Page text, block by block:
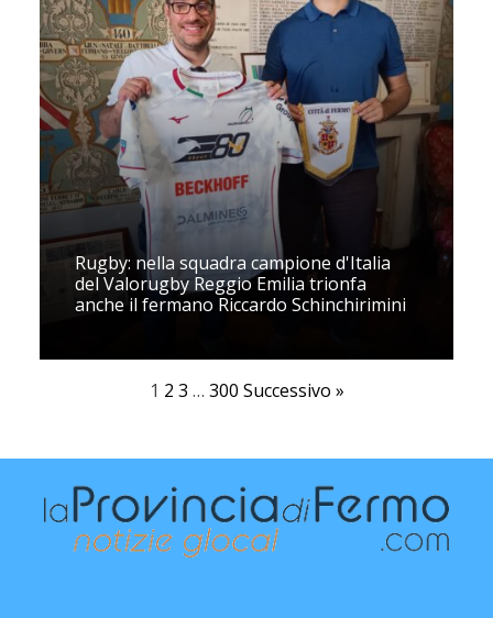
Rugby: nella squadra campione d'Italia
del Valorugby Reggio Emilia trionfa
anche il fermano Riccardo Schinchirimini
1 2 3 … 300 Successivo »